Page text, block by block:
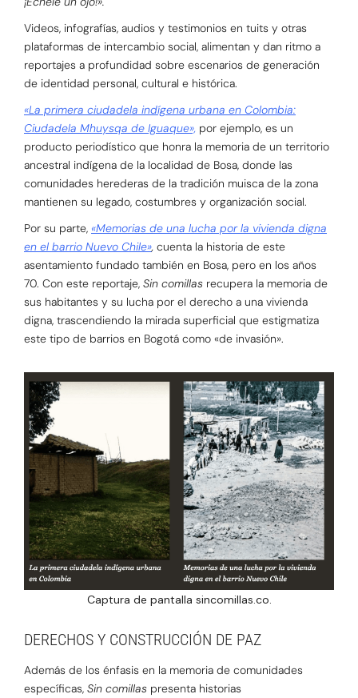
Videos, infografías, audios y testimonios en tuits y otras
plataformas de intercambio social, alimentan y dan ritmo a
reportajes a profundidad sobre escenarios de generación
de identidad personal, cultural e histórica.
«La primera ciudadela indígena urbana en Colombia:
Ciudadela Mhuysqa de Iguaque», por ejemplo, es un
producto periodístico que honra la memoria de un territorio
ancestral indígena de la localidad de Bosa, donde las
comunidades herederas de la tradición muisca de la zona
mantienen su legado, costumbres y organización social.
Por su parte, «Memorias de una lucha por la vivienda digna
en el barrio Nuevo Chile», cuenta la historia de este
asentamiento fundado también en Bosa, pero en los años
70. Con este reportaje, Sin comillas recupera la memoria de
sus habitantes y su lucha por el derecho a una vivienda
digna, trascendiendo la mirada superficial que estigmatiza
este tipo de barrios en Bogotá como «de invasión».
Captura de pantalla sincomillas.co.
DERECHOS Y CONSTRUCCIÓN DE PAZ
Además de los énfasis en la memoria de comunidades
específicas, Sin comillas presenta historias